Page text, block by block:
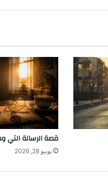
قصة الرسالة التي
يونيو 28, 2026